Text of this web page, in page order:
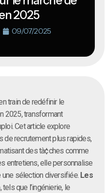
2025
09/07/2025
train de redéfinir le
2025, transformant
Cet article explore
de recrutement plus rapides,
des tà¢ches comme
entretiens, elle personnalise
une sélection diversifiée. Les
, tels que l’ingénierie, le